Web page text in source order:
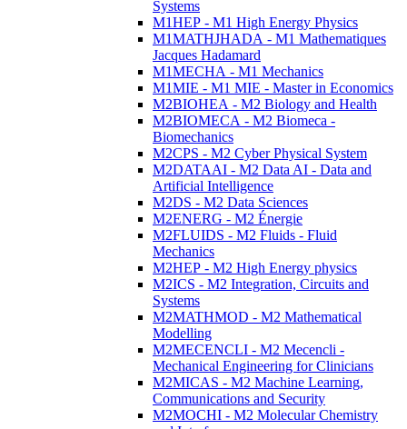
Systems
M1HEP - M1 High Energy Physics
M1MATHJHADA - M1 Mathematiques
Jacques Hadamard
M1MECHA - M1 Mechanics
M1MIE - M1 MIE - Master in Economics
M2BIOHEA - M2 Biology and Health
M2BIOMECA - M2 Biomeca -
Biomechanics
M2CPS - M2 Cyber Physical System
M2DATAAI - M2 Data AI - Data and
Artificial Intelligence
M2DS - M2 Data Sciences
M2ENERG - M2 Énergie
M2FLUIDS - M2 Fluids - Fluid
Mechanics
M2HEP - M2 High Energy physics
M2ICS - M2 Integration, Circuits and
Systems
M2MATHMOD - M2 Mathematical
Modelling
M2MECENCLI - M2 Mecencli -
Mechanical Engineering for Clinicians
M2MICAS - M2 Machine Learning,
Communications and Security
M2MOCHI - M2 Molecular Chemistry